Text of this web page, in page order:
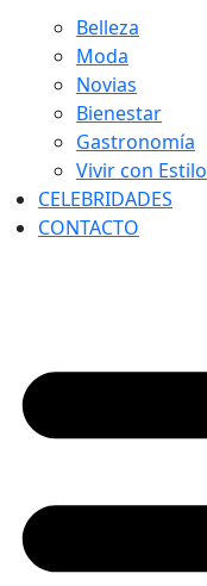
Belleza
Moda
Novias
Bienestar
Gastronomía
Vivir con Estilo
CELEBRIDADES
CONTACTO